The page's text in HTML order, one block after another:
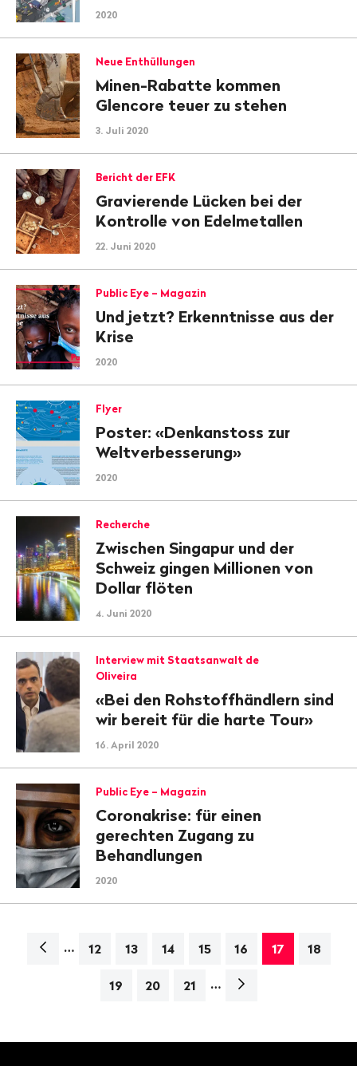
2020
Neue Enthüllungen
Minen-Rabatte kommen
Glencore teuer zu stehen
3. Juli 2020
Bericht der EFK
Gravierende Lücken bei der
Kontrolle von Edelmetallen
22. Juni 2020
Public Eye – Magazin
Und jetzt? Erkenntnisse aus der
Krise
2020
Flyer
Poster: «Denkanstoss zur
Weltverbesserung»
2020
Recherche
Zwischen Singapur und der
Schweiz gingen Millionen von
Dollar flöten
4. Juni 2020
Interview mit Staatsanwalt de
Oliveira
«Bei den Rohstoffhändlern sind
wir bereit für die harte Tour»
16. April 2020
Public Eye – Magazin
Coronakrise: für einen
gerechten Zugang zu
Behandlungen
2020
Navigation
… 12 13 14 15 16 17 18
19 20 21 …
Nächste